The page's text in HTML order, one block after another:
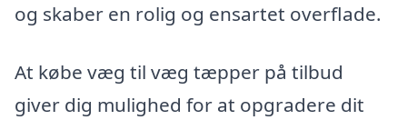
og skaber en rolig og ensartet overflade.
At købe væg til væg tæpper på tilbud
giver dig mulighed for at opgradere dit